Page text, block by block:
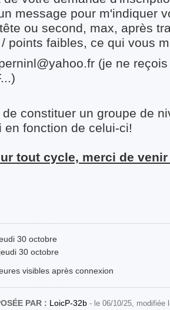
message pour m'indiquer
ou second, max, après
points faibles, ce qui vous
(je ne
constituer un groupe de
en fonction de celui-ci!
tout cycle, merci de
30 octobre
30 octobre
visibles après connexion
PAR : LoicP-32b - le 06/10/25, modifiée